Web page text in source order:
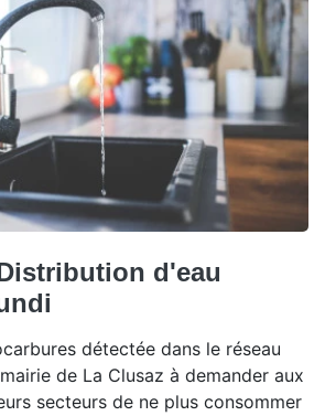
d'eau
détectée dans le réseau
de La Clusaz à demander aux
secteurs de ne plus consommer